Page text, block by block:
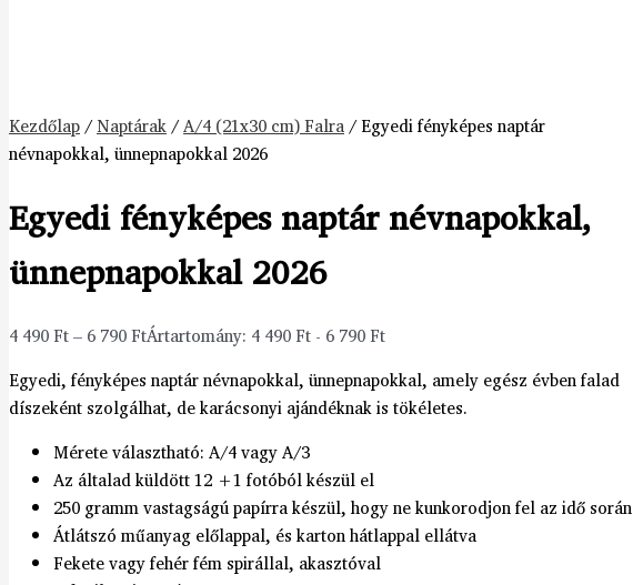
Kezdőlap/Naptárak/A/4 (21x30 cm) Falra/ Egyedi fényképes naptár
névnapokkal, ünnepnapokkal 2026
Egyedi fényképes naptár névnapokkal,
ünnepnapokkal 2026
4 490Ft– 6 790FtÁrtartomány: 4 490 Ft - 6 790 Ft
Egyedi, fényképes naptár névnapokkal, ünnepnapokkal, amely egész évben falad
díszeként szolgálhat, de karácsonyi ajándéknak is tökéletes.
Mérete választható: A/4 vagy A/3
Az általad küldött 12 +1 fotóból készül el
250 gramm vastagságú papírra készül, hogy ne kunkorodjon fel az idő során
Átlátszó műanyag előlappal, és karton hátlappal ellátva
Fekete vagy fehér fém spirállal, akasztóval